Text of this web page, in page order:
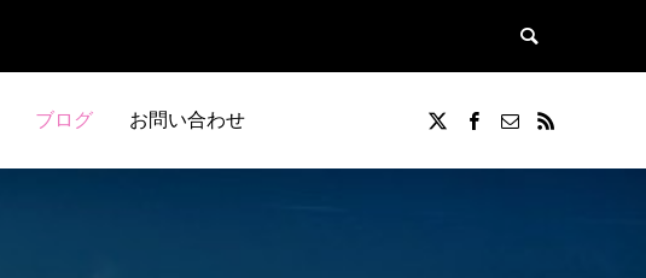
ブログ お問い合わせ